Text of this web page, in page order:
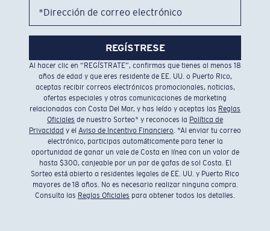
*Dirección de correo electrónico
REGÍSTRESE
Al hacer clic en “REGÍSTRATE”, confirmas que tienes al menos 18
años de edad y que eres residente de EE. UU. o Puerto Rico,
aceptas recibir correos electrónicos promocionales, noticias,
ofertas especiales y otras comunicaciones de marketing
relacionadas con Costa Del Mar, y has leído y aceptas las Reglas
Oficiales de nuestro Sorteo* y reconoces la Política de
Privacidad y el Aviso de Incentivo Financiero. *Al enviar tu correo
electrónico, participas automáticamente para tener la
oportunidad de ganar un vale de Costa en línea con un valor de
hasta $300, canjeable por un par de gafas de sol Costa. El
Sorteo está abierto a residentes legales de EE. UU. y Puerto Rico
mayores de 18 años. No es necesario realizar ninguna compra.
Consulta las Reglas Oficiales para obtener todos los detalles.